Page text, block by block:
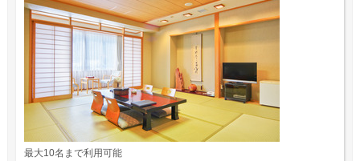
最大10名まで利用可能